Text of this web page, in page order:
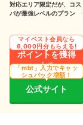
対応エリア限定だが、コス
パが最強レベルのプラン
ポイントを獲得
する
マイベスト会員なら
6,000円分もらえる!
公式サイト
「mbt」入力でキャッ
シュバック増額！